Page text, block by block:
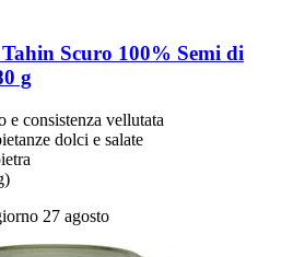
Tahin Scuro 100% Semi di
g
e consistenza vellutata
dolci e salate
27 agosto